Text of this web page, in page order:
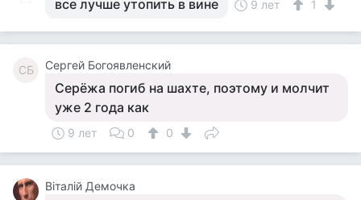
все лучше утопить в вине 9 лет 1
СБ Сергей Богоявленский
Серёжа погиб на шахте, поэтому и молчит
уже 2 года как
9 лет 0 0
Віталій Демочка